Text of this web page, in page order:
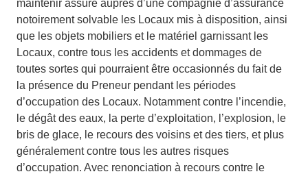
maintenir assuré auprès d’une compagnie d’assurance
notoirement solvable les Locaux mis à disposition, ainsi
que les objets mobiliers et le matériel garnissant les
Locaux, contre tous les accidents et dommages de
toutes sortes qui pourraient être occasionnés du fait de
la présence du Preneur pendant les périodes
d’occupation des Locaux. Notamment contre l’incendie,
le dégât des eaux, la perte d’exploitation, l’explosion, le
bris de glace, le recours des voisins et des tiers, et plus
généralement contre tous les autres risques
d’occupation. Avec renonciation à recours contre le